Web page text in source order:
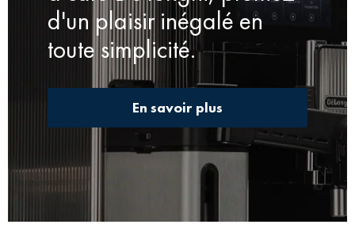
d'un plaisir inégalé en
toute simplicité.
En savoir plus